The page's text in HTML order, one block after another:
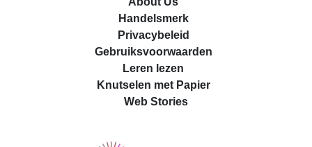
Handelsmerk
Privacybeleid
Gebruiksvoorwaarden
Leren lezen
Knutselen met Papier
Web Stories